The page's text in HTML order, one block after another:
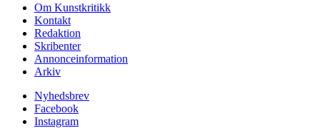
Om Kunstkritikk
Kontakt
Redaktion
Skribenter
Annonceinformation
Arkiv
Nyhedsbrev
Facebook
Instagram